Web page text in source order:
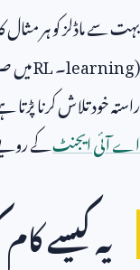
بہت سے ماڈلز کو ہر
learning)۔RLمیں
راستہ خود تلاش کرنا
اے آئی ایجنٹکے
یہ کیسے